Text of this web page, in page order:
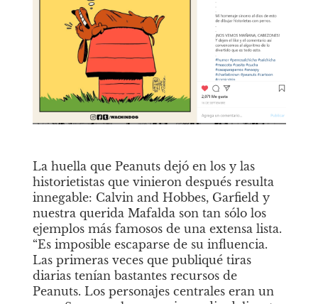
La huella que Peanuts dejó en los y las
historietistas que vinieron después resulta
innegable: Calvin and Hobbes, Garfield y
nuestra querida Mafalda son tan sólo los
ejemplos más famosos de una extensa lista.
“Es imposible escaparse de su influencia.
Las primeras veces que publiqué tiras
diarias tenían bastantes recursos de
Peanuts. Los personajes centrales eran un